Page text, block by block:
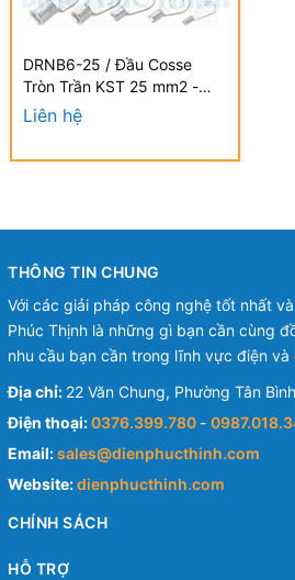
DRNB6-25 / Đầu Cosse
Tròn Trần KST 25 mm2 -
NON-INSULATED RING
TERMINALS
Liên hệ
THÔNG TIN CHUNG
Với các giải pháp công nghệ tốt nhất
Phúc Thịnh là những gì bạn cần cùng
nhu cầu bạn cần trong lĩnh vực điện và
Địa chỉ: 22 Văn Chung, Phường Tân
Điện thoại:0376.399.780 -
Email:sales@dienphucthinh.com
Website:dienphucthinh.com
CHÍNH SÁCH
HỖ TRỢ